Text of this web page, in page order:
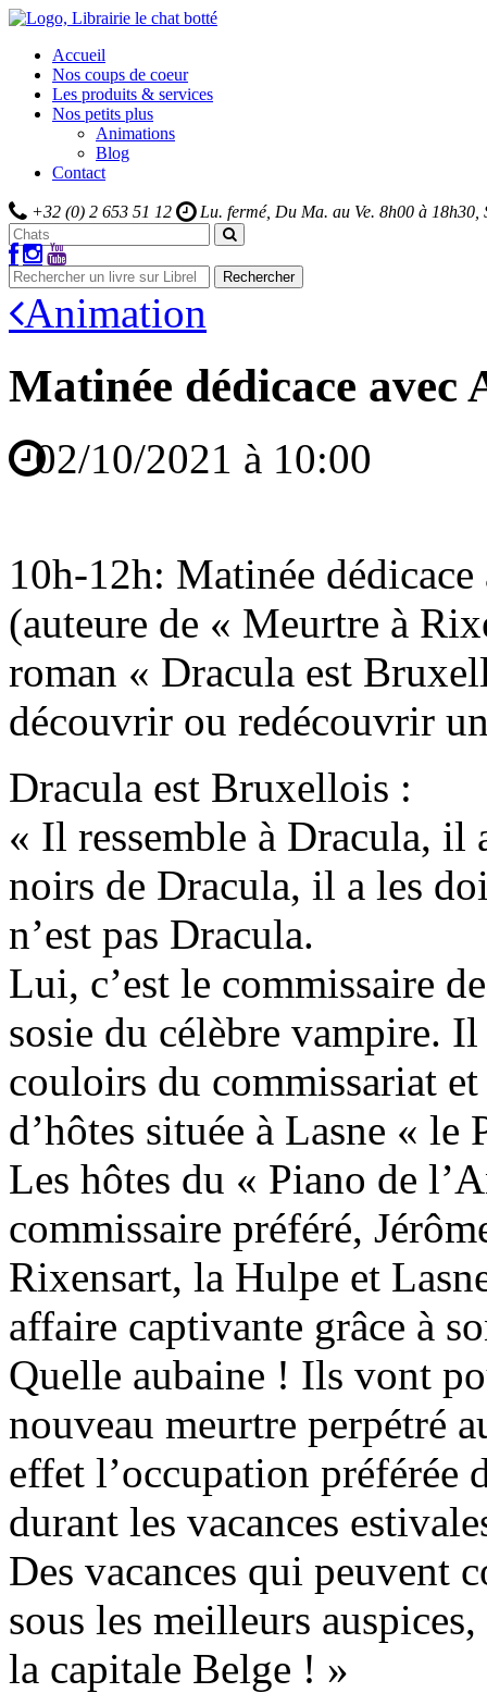
Accueil
Nos coups de coeur
Les produits & services
Nos petits plus
Animations
Blog
Contact
+32 (0) 2 653 51 12 Lu. fermé, Du Ma. au Ve. 8h00 à 18h30,
Rechercher
Animation
Matinée dédicace
02/10/2021 à 10:00
10h-12h: Matinée
(auteure de « Meurtre à
roman « Dracula est
découvrir ou redécouvrir
Dracula est Bruxellois :
« Il ressemble à Dracula, il
noirs de Dracula, il a les
n’est pas Dracula.
Lui, c’est le commissaire
sosie du célèbre vampire.
couloirs du commissariat
d’hôtes située à Lasne « le
Les hôtes du « Piano de
commissaire préféré,
Rixensart, la Hulpe et
affaire captivante grâce à
Quelle aubaine ! Ils vont
nouveau meurtre perpétré
effet l’occupation préférée
durant les vacances
Des vacances qui peuvent
sous les meilleurs
la capitale Belge ! »